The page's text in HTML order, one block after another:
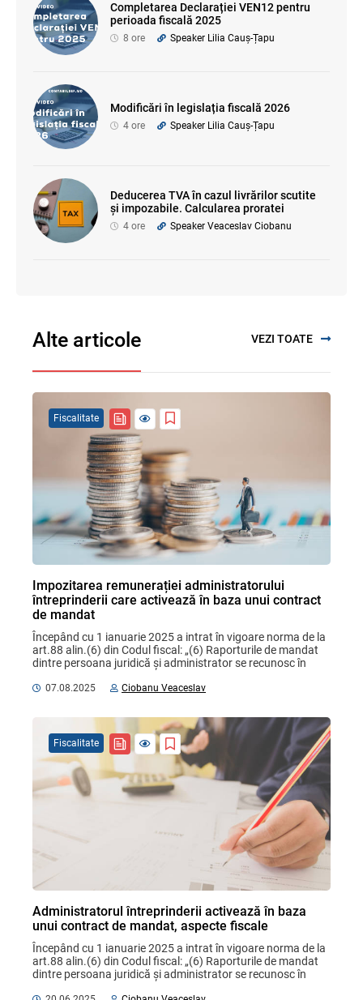
Completarea Declarației VEN12 pentru
perioada fiscală 2025
8 ore Speaker Lilia Cauș-Țapu
Modificări în legislația fiscală 2026
4 ore Speaker Lilia Cauș-Țapu
Deducerea TVA în cazul livrărilor scutite
și impozabile. Calcularea proratei
4 ore Speaker Veaceslav Ciobanu
Alte articole VEZI TOATE
Impozitarea remunerației administratorului
întreprinderii care activează în baza unui contract
de mandat
Începând cu 1 ianuarie 2025 a intrat în vigoare norma de la
art.88 alin.(6) din Codul fiscal: „(6) Raporturile de mandat
dintre persoana juridică și administrator se recunosc în
07.08.2025 Ciobanu Veaceslav
Fiscalitate
Administratorul întreprinderii activează în baza
unui contract de mandat, aspecte fiscale
Începând cu 1 ianuarie 2025 a intrat în vigoare norma de la
art.88 alin.(6) din Codul fiscal: „(6) Raporturile de mandat
dintre persoana juridică și administrator se recunosc în
Fiscalitate